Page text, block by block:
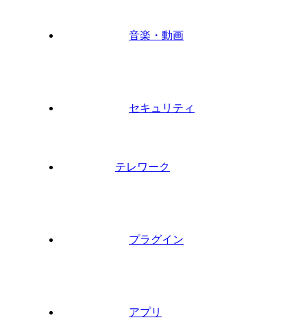
音楽・動画
セキュリティ
テレワーク
プラグイン
アプリ